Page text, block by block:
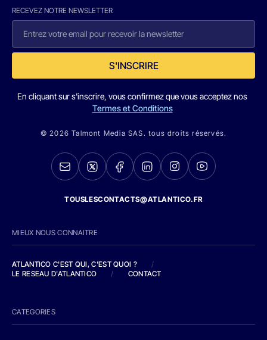
RECEVEZ NOTRE NEWSLETTER
S'INSCRIRE
En cliquant sur s'inscrire, vous confirmez que vous acceptez nos
Termes et Conditions
© 2026 Talmont Media SAS. tous droits réservés.
TOUSLESCONTACTS@ATLANTICO.FR
MIEUX NOUS CONNAITRE
ATLANTICO C'EST QUI, C'EST QUOI ?
/
LE RESEAU D'ATLANTICO
/ CONTACT
CATEGORIES